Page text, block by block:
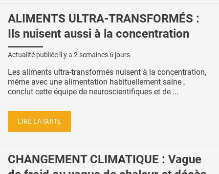
ALIMENTS ULTRA-TRANSFORMÉS :
Ils nuisent aussi à la concentration
Actualité publiée il y a 2 semaines 6 jours
Les aliments ultra-transformés nuisent à la concentration,
même avec une alimentation habituellement saine ,
conclut cette équipe de neuroscientifiques et de ...
LIRE LA SUITE
CHANGEMENT CLIMATIQUE : Vague